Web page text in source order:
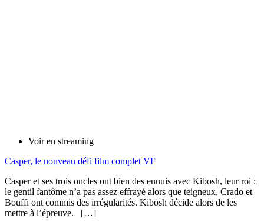
Voir en streaming
Casper, le nouveau défi film complet VF
Casper et ses trois oncles ont bien des ennuis avec Kibosh, leur roi :
le gentil fantôme n’a pas assez effrayé alors que teigneux, Crado et
Bouffi ont commis des irrégularités. Kibosh décide alors de les
mettre à l’épreuve. […]